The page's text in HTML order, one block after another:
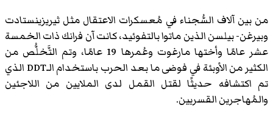
من بين آلاف السُّجناء في مُعسكرات الاعتقال مثل ثيريزينستادت
وبيرغن- بيلسن الذين ماتوا بالتفوئيد، كانت آن فرانك ذات الخمسة
عشر عامًا وأختها مارغوت وعُمرها 19 عامًا، وتم التَّخلُّص من
الكثير من الأوبئة في فوضى ما بعد الحرب باستخدام الـDDT الذي
تم اكتشافه حديثًا لقتل القمل لدى الملايين من اللاجئين
والمُهاجرين القسريين.